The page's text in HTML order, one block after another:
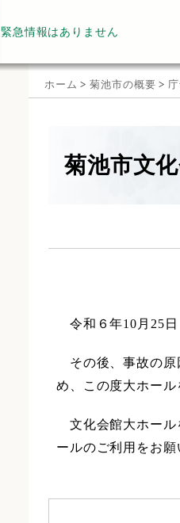
緊急情報はありません
ホーム >菊池市の概要 >
菊池市文
令和６年10月25日
その後、事故の原
め、この度大ホール
文化会館大ホール
ールのご利用をお